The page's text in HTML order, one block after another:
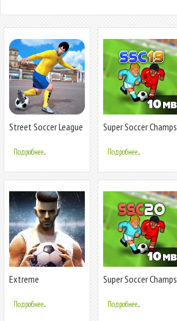
Street Soccer League
Football Game
Подробнее...
Super Soccer Champs
Подробнее...
Extreme
Multiplayer Soccer
Подробнее...
Super Soccer Champs
Подробнее...